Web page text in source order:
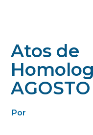
Atos de
Por